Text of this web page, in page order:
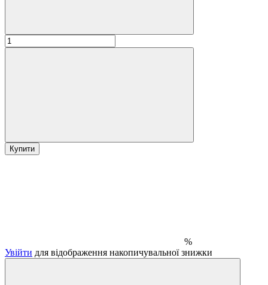
Купити
%
Увійти для відображення накопичувальної знижки